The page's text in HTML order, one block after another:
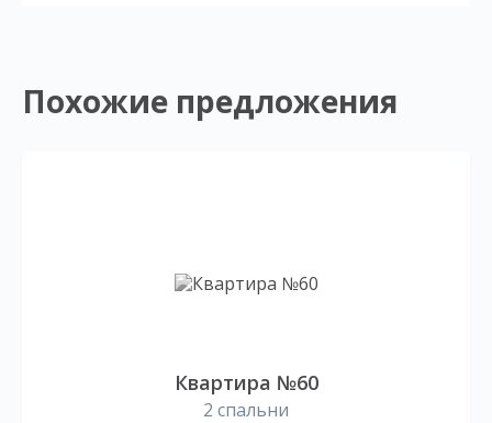
Похожие предложения
Квартира №60
2 спальни